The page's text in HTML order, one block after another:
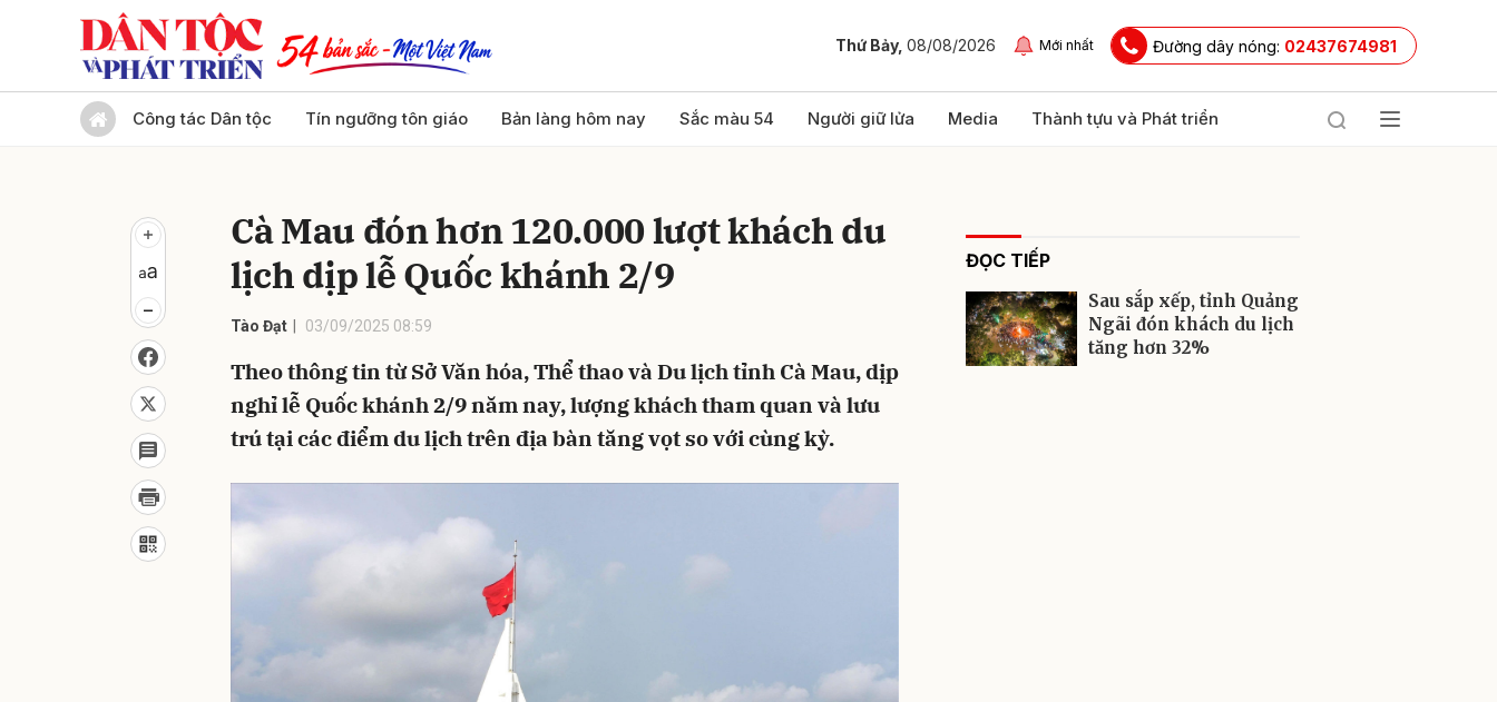
Thứ Bảy, 08/08/2026 Mới nhất Đường dây nóng: 02437674981
Công tác Dân tộc Tín ngưỡng tôn giáo Bản làng hôm nay Sắc màu 54 Người giữ lửa Media Thành tựu và Phát triển
Cà Mau đón hơn 120.000 lượt khách du
lịch dịp lễ Quốc khánh 2/9
Tào Đạt 03/09/2025 08:59
Theo thông tin từ Sở Văn hóa, Thể thao và Du lịch tỉnh Cà Mau, dịp
nghỉ lễ Quốc khánh 2/9 năm nay, lượng khách tham quan và lưu
trú tại các điểm du lịch trên địa bàn tăng vọt so với cùng kỳ.
ĐỌC TIẾP
Sau sắp xếp, tỉnh Quảng
Ngãi đón khách du lịch
tăng hơn 32%
Gửi bình luận
Hủy Gửi